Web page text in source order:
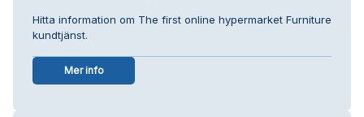
Hitta information om The first online hypermarket Furniture
kundtjänst.
Mer info